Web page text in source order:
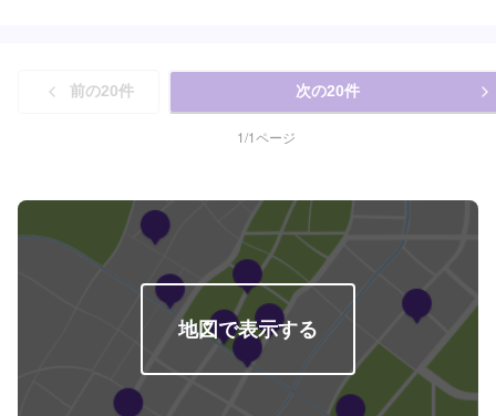
前の20件 次の20件
1/1ページ
地図で表示する